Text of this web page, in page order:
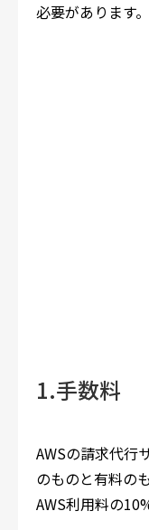
必要があります。
1.手数料
AWSの請求代行
のものと有料の
AWS利用料の